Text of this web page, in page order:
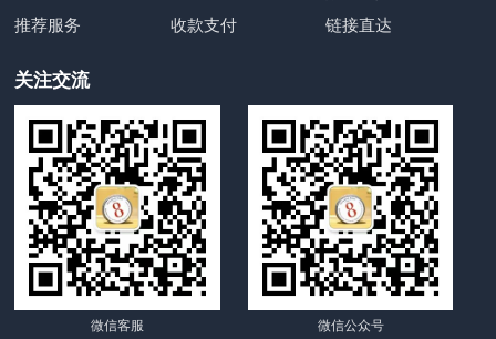
推荐服务
收款支付 链接直达
关注交流
微信客服 微信公众号